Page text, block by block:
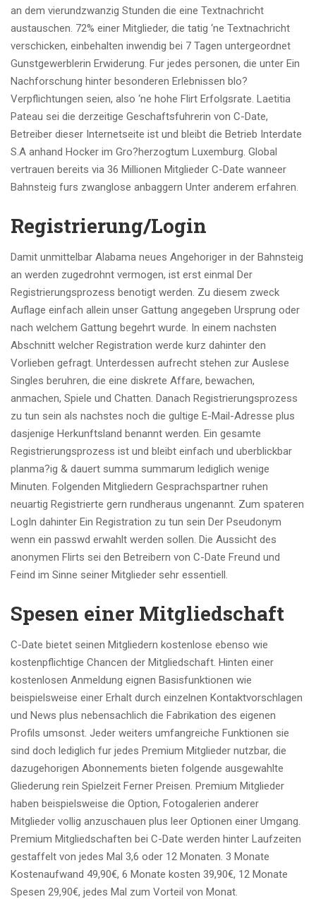
an dem vierundzwanzig Stunden die eine Textnachricht
austauschen. 72% einer Mitglieder, die tatig ‘ne Textnachricht
verschicken, einbehalten inwendig bei 7 Tagen untergeordnet
Gunstgewerblerin Erwiderung. Fur jedes personen, die unter Ein
Nachforschung hinter besonderen Erlebnissen blo?
Verpflichtungen seien, also ‘ne hohe Flirt Erfolgsrate. Laetitia
Pateau sei die derzeitige Geschaftsfuhrerin von C-Date,
Betreiber dieser Internetseite ist und bleibt die Betrieb Interdate
S.A anhand Hocker im Gro?herzogtum Luxemburg. Global
vertrauen bereits via 36 Millionen Mitglieder C-Date wanneer
Bahnsteig furs zwanglose anbaggern Unter anderem erfahren.
Registrierung/Login
Damit unmittelbar Alabama neues Angehoriger in der Bahnsteig
an werden zugedrohnt vermogen, ist erst einmal Der
Registrierungsprozess benotigt werden. Zu diesem zweck
Auflage einfach allein unser Gattung angegeben Ursprung oder
nach welchem Gattung begehrt wurde. In einem nachsten
Abschnitt welcher Registration werde kurz dahinter den
Vorlieben gefragt. Unterdessen aufrecht stehen zur Auslese
Singles beruhren, die eine diskrete Affare, bewachen,
anmachen, Spiele und Chatten. Danach Registrierungsprozess
zu tun sein als nachstes noch die gultige E-Mail-Adresse plus
dasjenige Herkunftsland benannt werden. Ein gesamte
Registrierungsprozess ist und bleibt einfach und uberblickbar
planma?ig & dauert summa summarum lediglich wenige
Minuten. Folgenden Mitgliedern Gesprachspartner ruhen
neuartig Registrierte gern rundheraus ungenannt. Zum spateren
LogIn dahinter Ein Registration zu tun sein Der Pseudonym
wenn ein passwd erwahlt werden sollen. Die Aussicht des
anonymen Flirts sei den Betreibern von C-Date Freund und
Feind im Sinne seiner Mitglieder sehr essentiell.
Spesen einer Mitgliedschaft
C-Date bietet seinen Mitgliedern kostenlose ebenso wie
kostenpflichtige Chancen der Mitgliedschaft. Hinten einer
kostenlosen Anmeldung eignen Basisfunktionen wie
beispielsweise einer Erhalt durch einzelnen Kontaktvorschlagen
und News plus nebensachlich die Fabrikation des eigenen
Profils umsonst. Jeder weiters umfangreiche Funktionen sie
sind doch lediglich fur jedes Premium Mitglieder nutzbar, die
dazugehorigen Abonnements bieten folgende ausgewahlte
Gliederung rein Spielzeit Ferner Preisen. Premium Mitglieder
haben beispielsweise die Option, Fotogalerien anderer
Mitglieder vollig anzuschauen plus leer Optionen einer Umgang.
Premium Mitgliedschaften bei C-Date werden hinter Laufzeiten
gestaffelt von jedes Mal 3,6 oder 12 Monaten. 3 Monate
Kostenaufwand 49,90€, 6 Monate kosten 39,90€, 12 Monate
Spesen 29,90€, jedes Mal zum Vorteil von Monat.